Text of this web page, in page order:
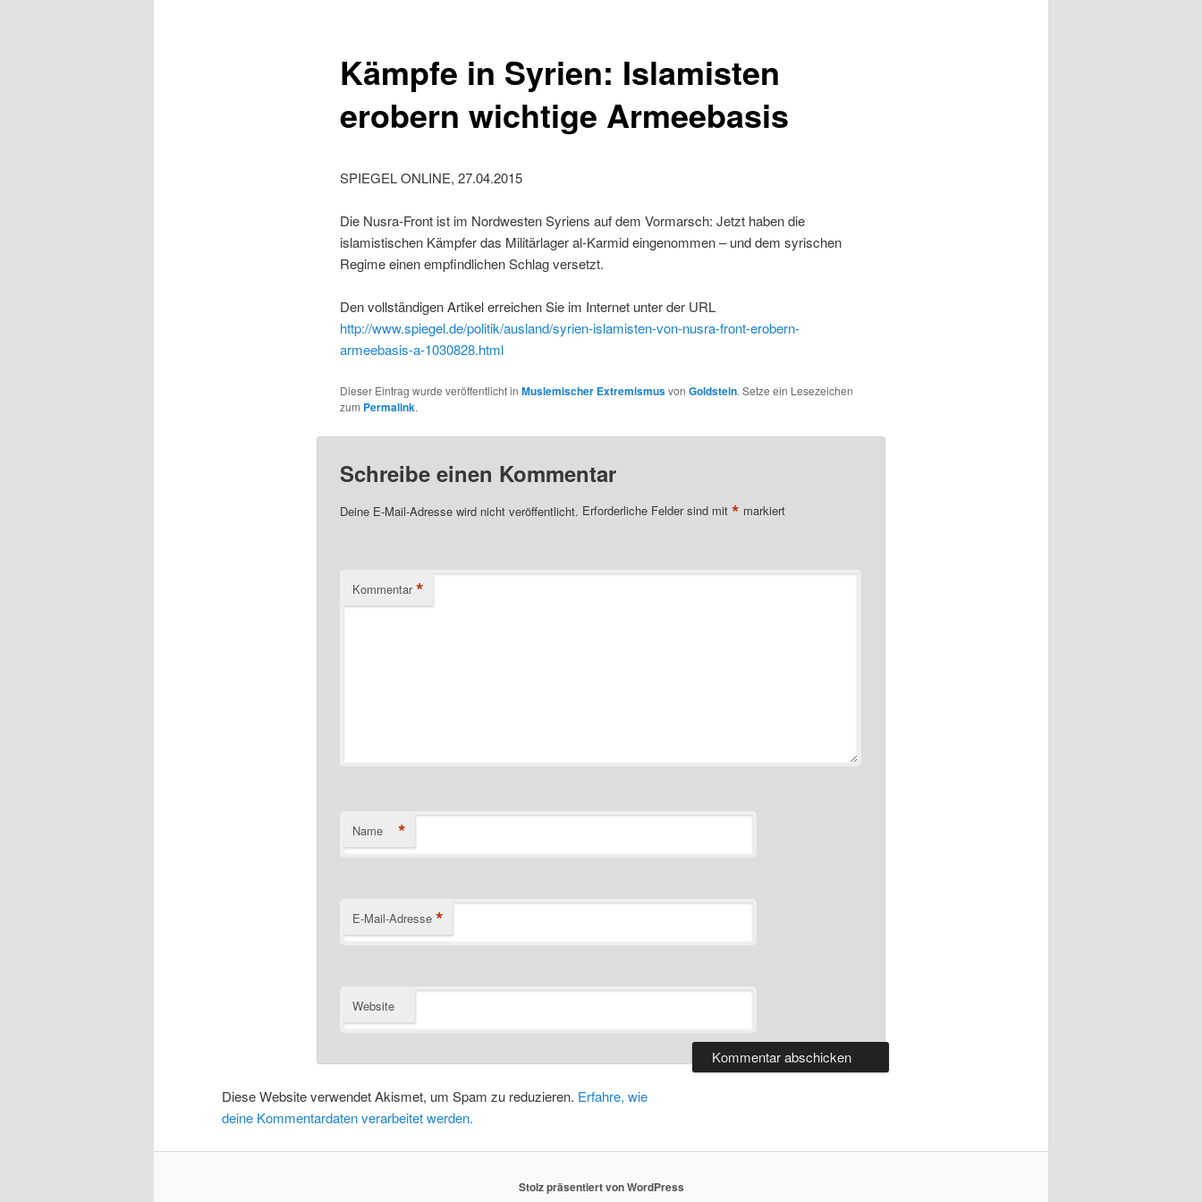
Kämpfe in Syrien: Islamisten
erobern wichtige Armeebasis
SPIEGEL ONLINE, 27.04.2015
Die Nusra-Front ist im Nordwesten Syriens auf dem Vormarsch: Jetzt haben die
islamistischen Kämpfer das Militärlager al-Karmid eingenommen – und dem syrischen
Regime einen empfindlichen Schlag versetzt.
Den vollständigen Artikel erreichen Sie im Internet unter der URL
http://www.spiegel.de/politik/ausland/syrien-islamisten-von-nusra-front-erobern-
armeebasis-a-1030828.html
Dieser Eintrag wurde veröffentlicht in Muslemischer Extremismusvon Goldstein. Setze ein Lesezeichen
zum Permalink.
Schreibe einen Kommentar
Deine E-Mail-Adresse wird nicht veröffentlicht. Erforderliche Felder sind mit * markiert
Kommentar *
Name *
E-Mail-Adresse *
Website
Diese Website verwendet Akismet, um Spam zu reduzieren. Erfahre, wie
deine Kommentardaten verarbeitet werden.
Stolz präsentiert von WordPress